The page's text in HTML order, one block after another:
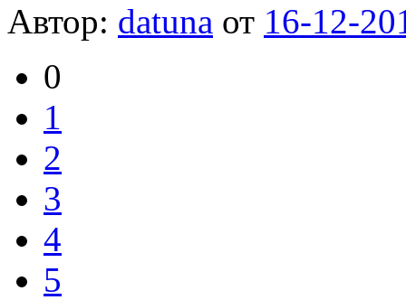
Автор: datuna от 16-12-
0
1
2
3
4
5